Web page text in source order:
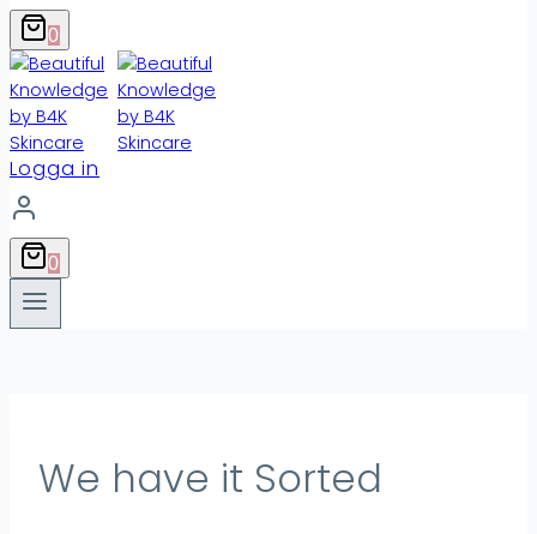
0
Logga in
0
We have it Sorted